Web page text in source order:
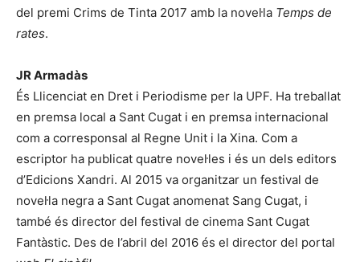
del premi Crims de Tinta 2017 amb la novel·la Temps de
rates.
JR Armadàs
És Llicenciat en Dret i Periodisme per la UPF. Ha treballat
en premsa local a Sant Cugat i en premsa internacional
com a corresponsal al Regne Unit i la Xina. Com a
escriptor ha publicat quatre novel·les i és un dels editors
d’Edicions Xandri. Al 2015 va organitzar un festival de
novel·la negra a Sant Cugat anomenat Sang Cugat, i
també és director del festival de cinema Sant Cugat
Fantàstic. Des de l’abril del 2016 és el director del portal